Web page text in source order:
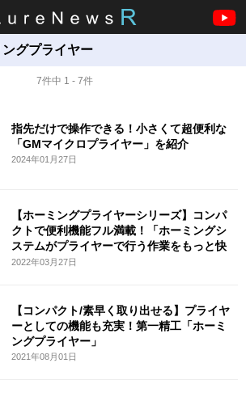
グプライヤー
7件中 1 - 7件
指先だけで操作できる！小さくて超便利な
「GMマイクロプライヤー」を紹介
2024年01月27日
【ホーミングプライヤーシリーズ】コンパ
クトで便利機能フル満載！「ホーミングシ
ステムがプライヤーで行う作業をもっと快
適
2022年03月27日
【コンパクト/素早く取り出せる】プライヤ
ーとしての機能も充実！第一精工「ホーミ
ングプライヤー」
2021年08月01日